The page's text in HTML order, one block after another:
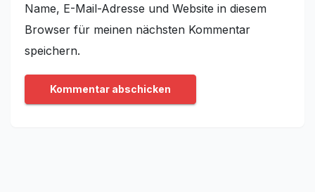
Name, E-Mail-Adresse und Website in diesem
Browser für meinen nächsten Kommentar
speichern.